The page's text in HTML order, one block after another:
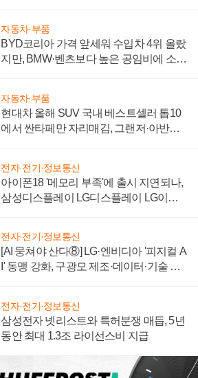
자동차·부품
BYD코리아 가격 앞세워 수입차 4위 올랐
지만, BMW·벤츠보다 높은 공임비에 소비
자동차·부품
현대차 올해 SUV 국내 베스트셀러 톱10
에서 싼타페만 자리매김, 그랜저·아반떼
전자·전기·정보통신
아이폰18 '메모리 부족'에 출시 지연되나,
삼성디스플레이 LG디스플레이 LG이노
전자·전기·정보통신
[AI 뭉쳐야 산다⑧] LG·엔비디아 '피지컬 A
I' 동맹 강화, 구광모 제조·데이터·기술 결
전자·전기·정보통신
삼성전자 넷리스트와 특허분쟁 매듭, 5년
동안 최대 1.3조 라이선스비 지급